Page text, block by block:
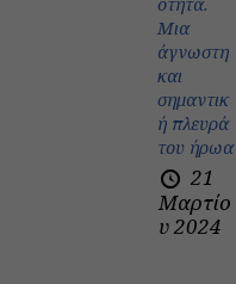
Μια
άγνωστη
και
σημαντικ
ή πλευρά
του ήρωα
21
Μαρτίο
υ 2024